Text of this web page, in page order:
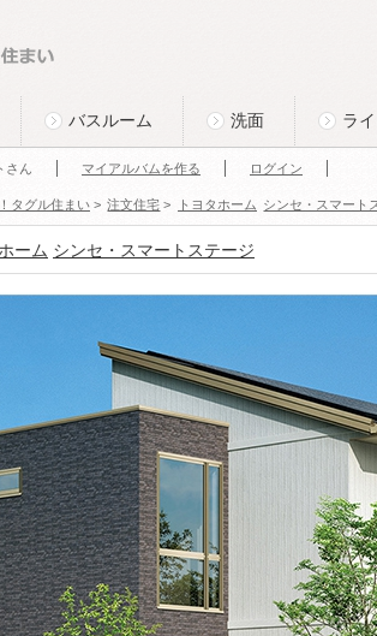
い
バスルーム 洗面 ラ
さん マイアルバムを作る ログイン
タグル住まい > 注文住宅 > トヨタホーム シンセ・スマート
ーム シンセ・スマートステージ